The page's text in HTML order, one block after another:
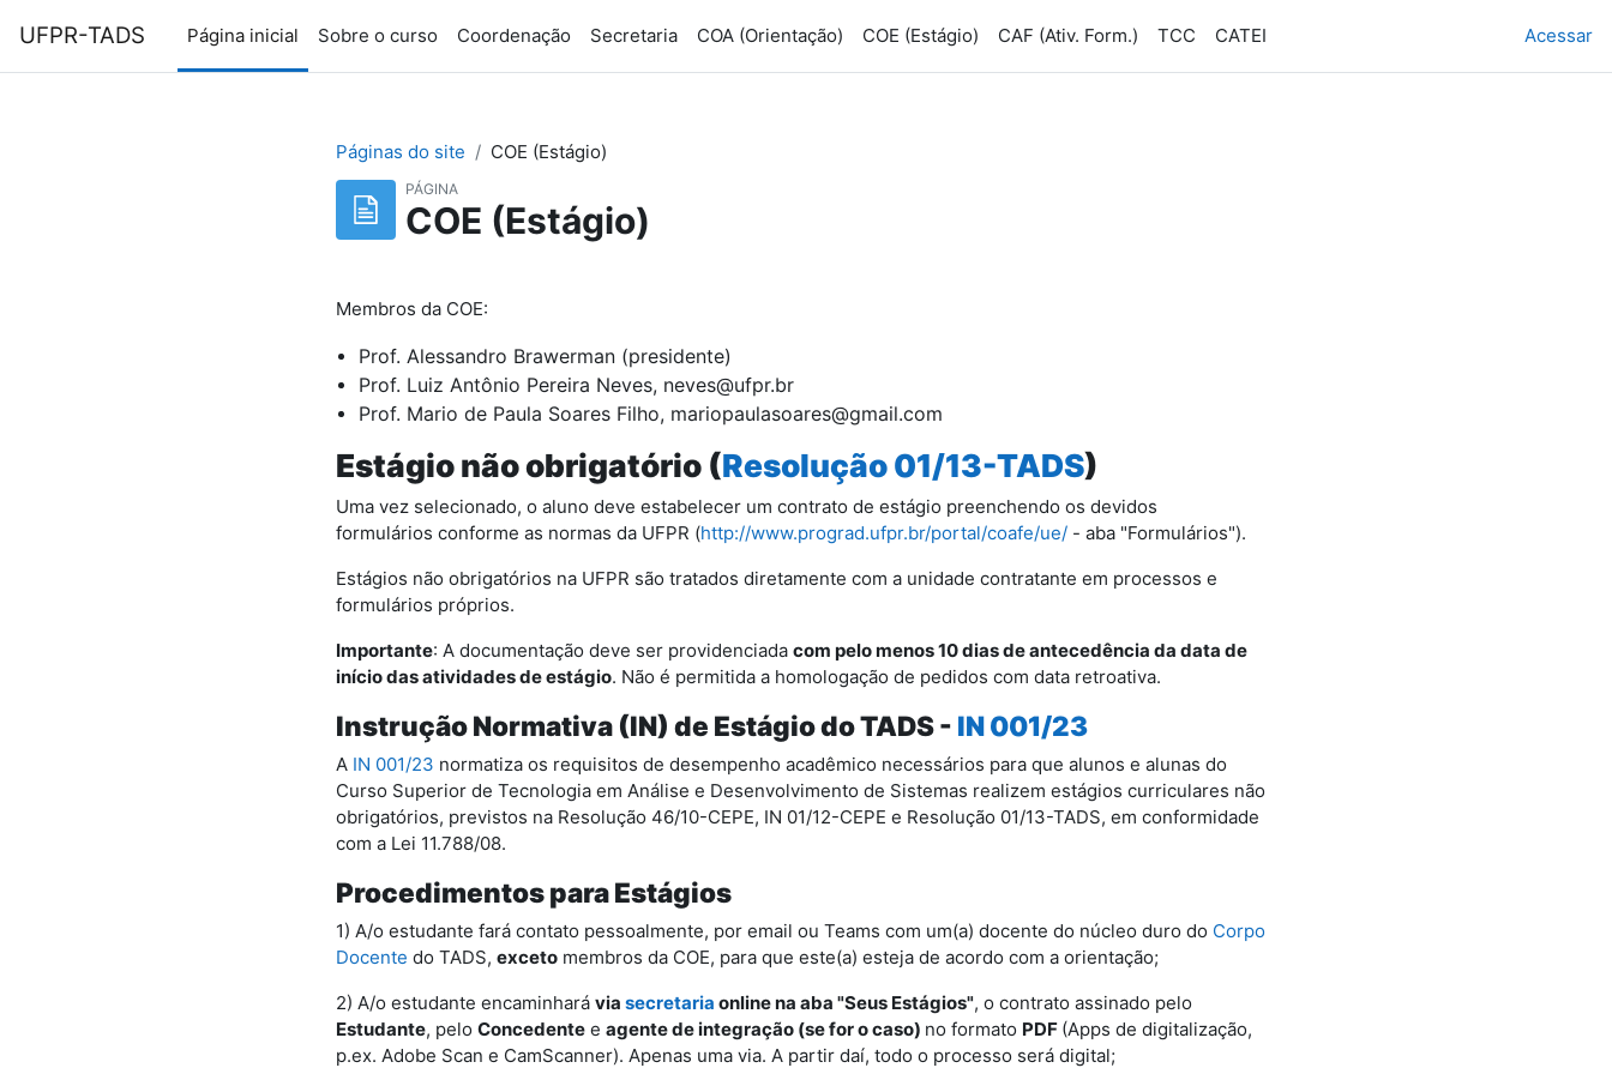
UFPR-TADS Página inicial Sobre o curso Coordenação Secretaria COA (Orientação) COE (Estágio) CAF (Ativ. Form.) TCC CATEI Acessar
Páginas do site COE (Estágio)
PÁGINA
COE (Estágio)
Membros da COE:
Prof. Alessandro Brawerman (presidente)
Prof. Luiz Antônio Pereira Neves, neves@ufpr.br
Prof. Mario de Paula Soares Filho, mariopaulasoares@gmail.com
Estágio não obrigatório (Resolução 01/13-TADS)
Uma vez selecionado, o aluno deve estabelecer um contrato de estágio preenchendo os devidos
formulários conforme as normas da UFPR (http://www.prograd.ufpr.br/portal/coafe/ue/ - aba "Formulários").
Estágios não obrigatórios na UFPR são tratados diretamente com a unidade contratante em processos e
formulários próprios.
Importante: A documentação deve ser providenciada com pelo menos 10 dias de antecedência da data de
início das atividades de estágio. Não é permitida a homologação de pedidos com data retroativa.
Instrução Normativa (IN) de Estágio do TADS - IN 001/23
A IN 001/23 normatiza os requisitos de desempenho acadêmico necessários para que alunos e alunas do
Curso Superior de Tecnologia em Análise e Desenvolvimento de Sistemas realizem estágios curriculares não
obrigatórios, previstos na Resolução 46/10-CEPE, IN 01/12-CEPE e Resolução 01/13-TADS, em conformidade
com a Lei 11.788/08.
Procedimentos para Estágios
1) A/o estudante fará contato pessoalmente, por email ou Teams com um(a) docente do núcleo duro do Corpo
Docente do TADS, exceto membros da COE, para que este(a) esteja de acordo com a orientação;
2) A/o estudante encaminhará via secretaria online na aba "Seus Estágios", o contrato assinado pelo
Estudante, pelo Concedente e agente de integração (se for o caso) no formato PDF (Apps de digitalização,
p.ex. Adobe Scan e CamScanner). Apenas uma via. A partir daí, todo o processo será digital;